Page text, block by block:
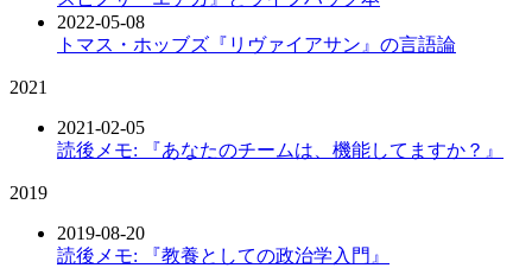
2022-05-08
トマス・ホッブズ『リヴァイアサン』の言語論
2021
2021-02-05
読後メモ: 『あなたのチームは、機能してますか？』
2019
2019-08-20
読後メモ: 『教養としての政治学入門』